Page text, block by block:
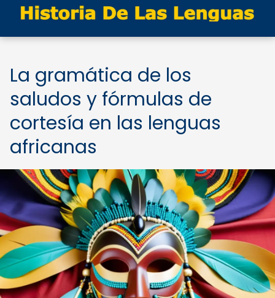
La gramática de los
saludos y fórmulas de
cortesía en las lenguas
africanas